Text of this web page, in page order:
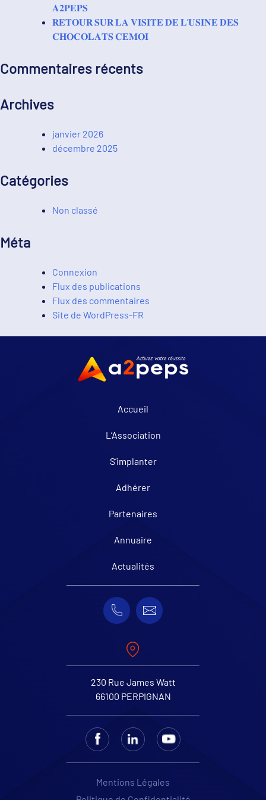
𝐀𝟐𝐏𝐄𝐏𝐒
𝐑𝐄𝐓𝐎𝐔𝐑 𝐒𝐔𝐑 𝐋𝐀 𝐕𝐈𝐒𝐈𝐓𝐄 𝐃𝐄 𝐋’𝐔𝐒𝐈𝐍𝐄 𝐃𝐄𝐒
𝐂𝐇𝐎𝐂𝐎𝐋𝐀𝐓𝐒 𝐂𝐄𝐌𝐎𝐈
Commentaires récents
Archives
janvier 2026
décembre 2025
Catégories
Non classé
Méta
Connexion
Flux des publications
Flux des commentaires
Site de WordPress-FR
Accueil
L’Association
S’implanter
Adhérer
Partenaires
Annuaire
Actualités
230 Rue James Watt
66100 PERPIGNAN
Mentions Légales